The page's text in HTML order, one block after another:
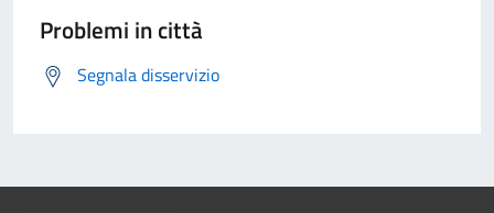
Problemi in città
Segnala disservizio